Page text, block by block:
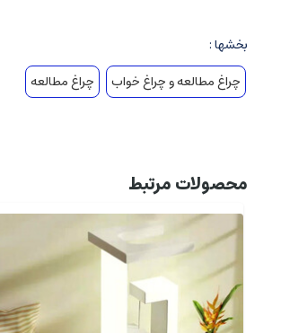
بخشها :
چراغ مطالعه و چراغ خواب
چراغ مطالعه
محصولات مرتبط